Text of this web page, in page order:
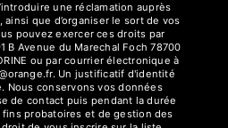
une réclamation auprès
que d’organiser le sort de vos
pouvez exercer ces droits par
B Avenue du Marechal Foch 78700
ou par courrier électronique à
Un justificatif d'identité
Nous conservons vos données
de contact puis pendant la durée
probatoires et de gestion des